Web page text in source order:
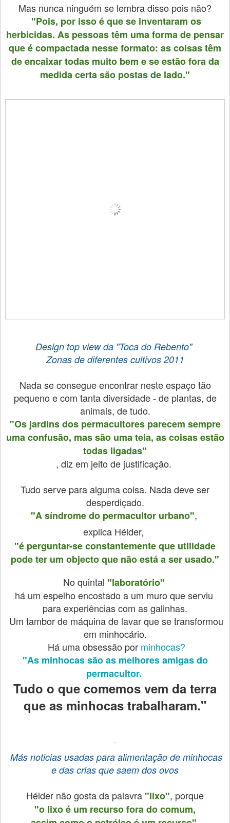
Mas nunca ninguém se lembra disso pois não?
"Pois, por isso é que se inventaram os
herbicidas. As pessoas têm uma forma de pensar
que é compactada nesse formato: as coisas têm
de encaixar todas muito bem e se estão fora da
medida certa são postas de lado."
Design top view da "Toca do Rebento"
Zonas de diferentes cultivos 2011
Nada se consegue encontrar neste espaço tão
pequeno e com tanta diversidade - de plantas, de
animais, de tudo.
"Os jardins dos permacultores parecem sempre
uma confusão, mas são uma teia, as coisas estão
todas ligadas"
, diz em jeito de justificação.
Tudo serve para alguma coisa. Nada deve ser
desperdiçado.
"A síndrome do permacultor urbano",
explica Hélder,
"é perguntar-se constantemente que utilidade
pode ter um objecto que não está a ser usado."
No quintal "laboratório"
há um espelho encostado a um muro que serviu
para experiências com as galinhas.
Um tambor de máquina de lavar que se transformou
em minhocário.
Há uma obsessão por minhocas?
"As minhocas são as melhores amigas do
permacultor.
Tudo o que comemos vem da terra
que as minhocas trabalharam."
Más noticias usadas para alimentação de minhocas
e das crias que saem dos ovos
Hélder não gosta da palavra"lixo", porque
"o lixo é um recurso fora do comum,